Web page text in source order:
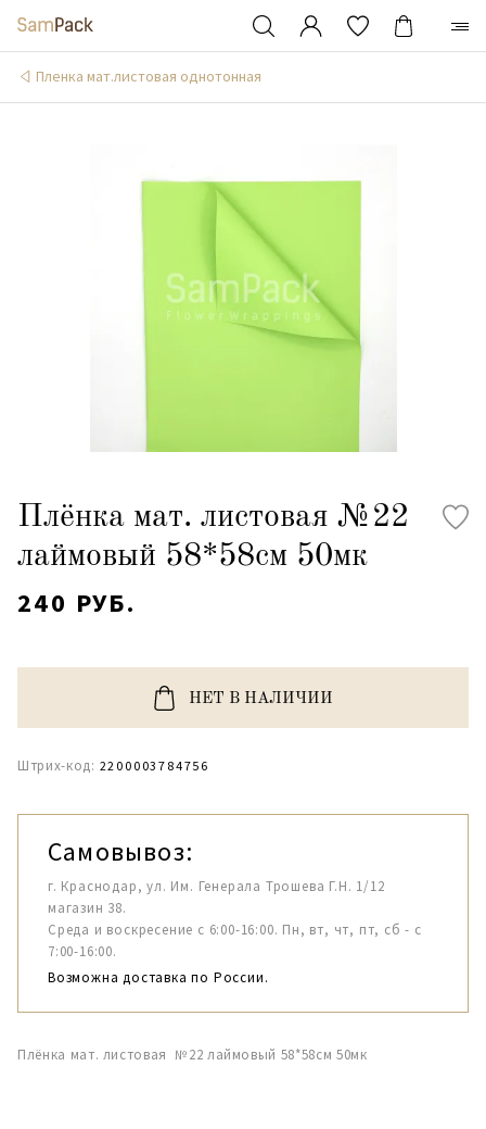
Пленка мат.листовая однотонная
Плёнка мат. листовая №22
лаймовый 58*58см 50мк
240 РУБ.
НЕТ В НАЛИЧИИ
Штрих-код: 2200003784756
Самовывоз:
г. Краснодар, ул. Им. Генерала Трошева Г.Н. 1/12
магазин 38.
Среда и воскресение с 6:00-16:00. Пн, вт, чт, пт, сб - с
7:00-16:00.
Возможна доставка по России.
Плёнка мат. листовая №22 лаймовый 58*58см 50мк